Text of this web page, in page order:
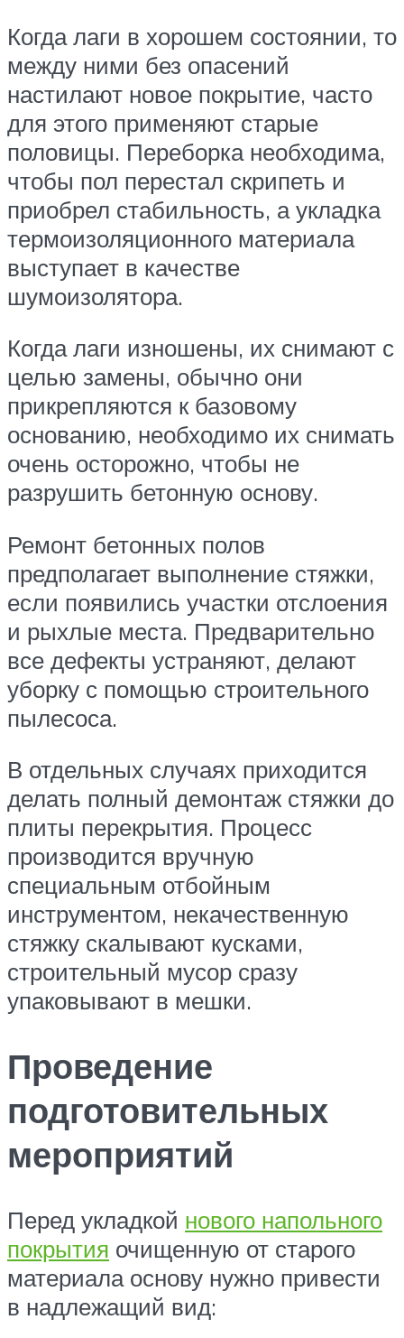
Когда лаги в хорошем состоянии, то
между ними без опасений
настилают новое покрытие, часто
для этого применяют старые
половицы. Переборка необходима,
чтобы пол перестал скрипеть и
приобрел стабильность, а укладка
термоизоляционного материала
выступает в качестве
шумоизолятора.
Когда лаги изношены, их снимают с
целью замены, обычно они
прикрепляются к базовому
основанию, необходимо их снимать
очень осторожно, чтобы не
разрушить бетонную основу.
Ремонт бетонных полов
предполагает выполнение стяжки,
если появились участки отслоения
и рыхлые места. Предварительно
все дефекты устраняют, делают
уборку с помощью строительного
пылесоса.
В отдельных случаях приходится
делать полный демонтаж стяжки до
плиты перекрытия. Процесс
производится вручную
специальным отбойным
инструментом, некачественную
стяжку скалывают кусками,
строительный мусор сразу
упаковывают в мешки.
Проведение
подготовительных
мероприятий
Перед укладкой нового напольного
покрытия очищенную от старого
материала основу нужно привести
в надлежащий вид: